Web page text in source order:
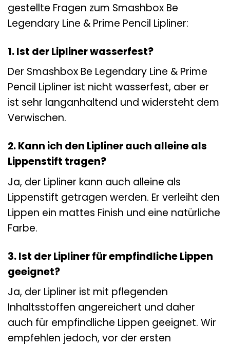
gestellte Fragen zum Smashbox Be
Legendary Line & Prime Pencil Lipliner:
1. Ist der Lipliner wasserfest?
Der Smashbox Be Legendary Line & Prime
Pencil Lipliner ist nicht wasserfest, aber er
ist sehr langanhaltend und widersteht dem
Verwischen.
2. Kann ich den Lipliner auch alleine als
Lippenstift tragen?
Ja, der Lipliner kann auch alleine als
Lippenstift getragen werden. Er verleiht den
Lippen ein mattes Finish und eine natürliche
Farbe.
3. Ist der Lipliner für empfindliche Lippen
geeignet?
Ja, der Lipliner ist mit pflegenden
Inhaltsstoffen angereichert und daher
auch für empfindliche Lippen geeignet. Wir
empfehlen jedoch, vor der ersten